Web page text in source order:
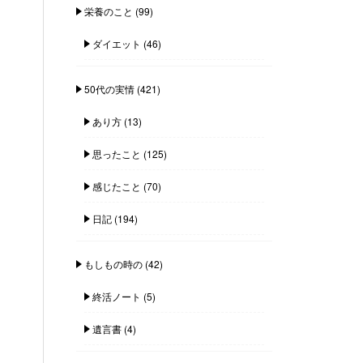
栄養のこと (99)
ダイエット (46)
50代の実情(421)
あり方(13)
思ったこと (125)
感じたこと (70)
日記(194)
もしもの時の(42)
終活ノート (5)
遺言書(4)